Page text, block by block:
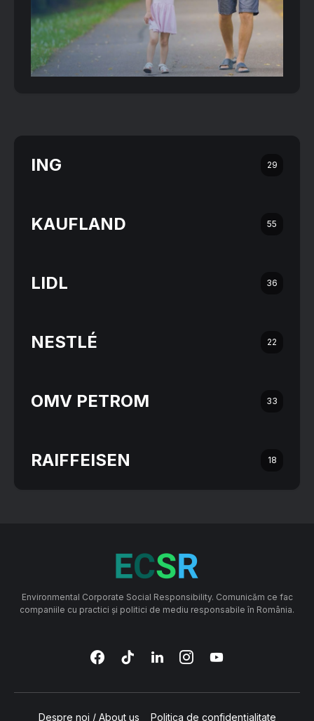
ING 29
KAUFLAND 55
LIDL 36
NESTLÉ 22
OMV PETROM 33
RAIFFEISEN 18
Environmental Corporate Social Responsibility. Comunicăm ce fac
companiile cu practici și politici de mediu responsabile în România.
Despre noi / About us Politica de confidențialitate